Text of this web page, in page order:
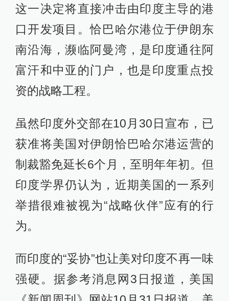
这一决定将直接冲击由印度主导的港
口开发项目。恰巴哈尔港位于伊朗东
南沿海，濒临阿曼湾，是印度通往阿
富汗和中亚的门户，也是印度重点投
资的战略工程。
虽然印度外交部在10月30日宣布，已
获准将美国对伊朗恰巴哈尔港运营的
制裁豁免延长6个月，至明年年初。但
印度学界仍认为，近期美国的一系列
举措很难被视为“战略伙伴”应有的行
为。
而印度的“妥协”也让美对印度不再一味
强硬。据参考消息网3日报道，美国